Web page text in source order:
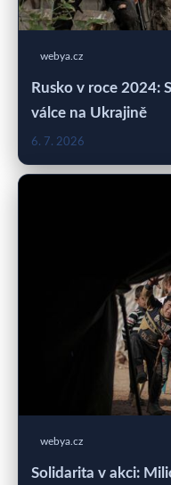
webya.cz
Rusko v roce 2024:
válce na Ukrajině
6. 7. 2026
webya.cz
Solidarita v akci: